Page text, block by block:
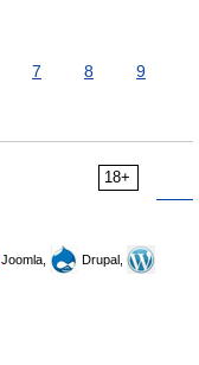
7 8
9
18+
Joomla,
Drupal,